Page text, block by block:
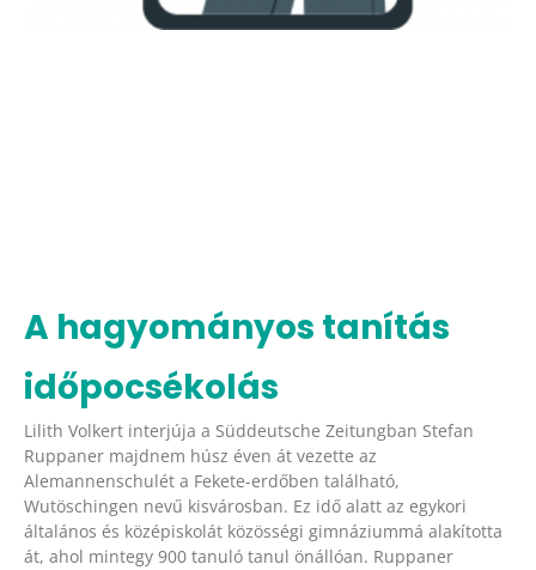
A hagyományos tanítás
időpocsékolás
Lilith Volkert interjúja a Süddeutsche Zeitungban Stefan
Ruppaner majdnem húsz éven át vezette az
Alemannenschulét a Fekete-erdőben található,
Wutöschingen nevű kisvárosban. Ez idő alatt az egykori
általános és középiskolát közösségi gimnáziummá alakította
át, ahol mintegy 900 tanuló tanul önállóan. Ruppaner